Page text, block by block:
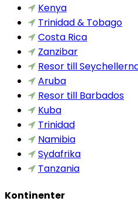
Kenya
Trinidad & Tobago
Costa Rica
Zanzibar
Resor till
Aruba
Resor till Barbados
Kuba
Trinidad
Namibia
Sydafrika
Tanzania
Kontinenter